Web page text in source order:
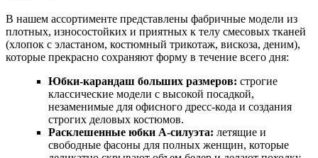
В нашем ассортименте представлены фабричные модели из
плотных, износостойких и приятных к телу смесовых тканей
(хлопок с эластаном, костюмный трикотаж, вискоза, деним),
которые прекрасно сохраняют форму в течение всего дня:
Юбки-карандаш больших размеров: строгие
классические модели с высокой посадкой,
незаменимые для офисного дресс-кода и создания
строгих деловых костюмов.
Расклешенные юбки А-силуэта: летящие и
свободные фасоны для полных женщин, которые